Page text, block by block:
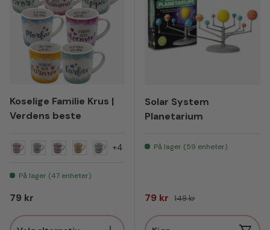
Koselige Familie Krus |
Verdens beste
+4
På lager (47 enheter)
Vanlig pris
79 kr
Solar System
Planetarium
På lager (59 enheter)
Salgspris
79 kr Vanlig pris
149 kr